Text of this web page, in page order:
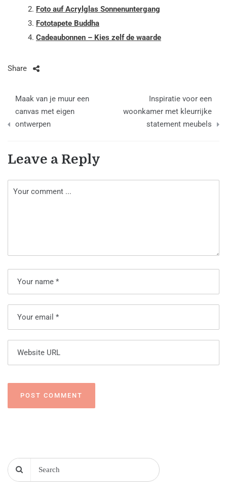
Foto auf Acrylglas Sonnenuntergang
Fototapete Buddha
Cadeaubonnen – Kies zelf de waarde
Share
Berichtnavigatie
Maak van je muur een
canvas met eigen
ontwerpen
Inspiratie voor een
woonkamer met kleurrijke
statement meubels
Leave a Reply